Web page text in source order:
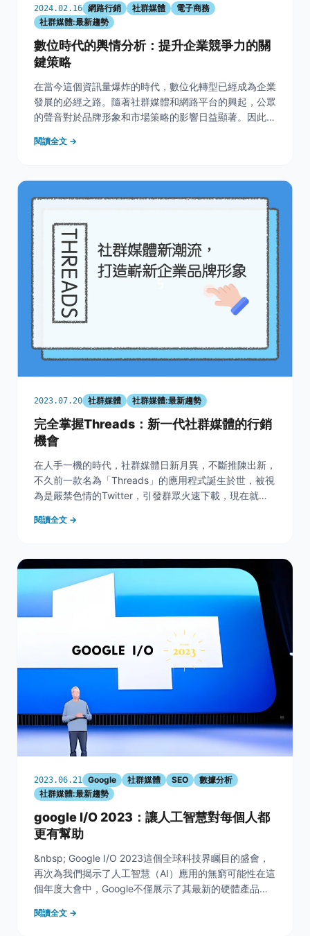
2024.02.16 網路行銷 社群媒體
電子商務
社群媒體:最新趨勢
數位時代的輿情分析：提升企業競爭力的關
鍵策略
在當今這個資訊量爆炸的時代，數位化轉型已經成為企業
發展的必經之路。隨著社群媒體和網路平台的興起，公眾
的聲音對於品牌形象和市場策略的影響日益顯著。因此，
企業來說變得極為重要。它不僅有助於企業洞察市場趨勢
閱讀全文 →
2023.07.20 社群媒體 社群媒體:最新趨勢
完全掌握Threads：新一代社群媒體的行銷
機會
在人手一機的時代，社群媒體日新月異，不斷推陳出新，
不久前一款名為「Threads」的應用程式誕生於世，被視
為是嚴禁色情的Twitter，引發群眾火速下載，現在就跟
一、Threads：行銷新秀的全面解析 Threads的緣起與市
閱讀全文 →
2023.06.21 Google 社群媒體 SEO
數據分析
社群媒體:最新趨勢
google I/O 2023：讓人工智慧對每個人都
更有幫助
&nbsp; Google I/O 2023這個全球科技界矚目的盛會，
再次為我們揭示了人工智慧（AI）應用的無窮可能性在這
個年度大會中，Google不僅展示了其最新的硬體產品，
和日常生活，以及AI如何讓每個人的生活變得更便利。本
閱讀全文 →